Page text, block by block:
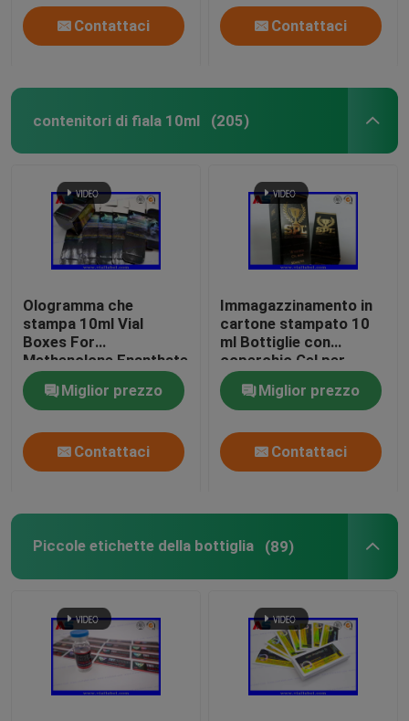
Contattaci Contattaci
contenitori di fiala 10ml (205)
Ologramma che
stampa 10ml Vial
Boxes For
Methenolone Enanthate
Vial Packaging
Miglior prezzo
Contattaci
Immagazzinamento in
cartone stampato 10
ml Bottiglie con
coperchio Gel per
bodybuilding Fogli d'
oro Imballaggio Fogli d'
oro / effetto
ologramma
Miglior prezzo
Contattaci
Piccole etichette della bottiglia (89)